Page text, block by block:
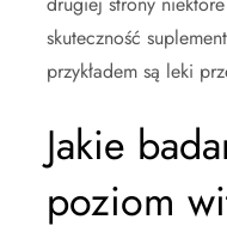
skuteczność
przykładem są leki
Jakie
poziom